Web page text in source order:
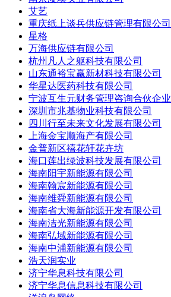
艾艺
重庆纸上谈兵供应链管理有限公司
星格
万海供应链有限公司
杭州凡人之躯科技有限公司
山东通裕宝赢新材科技有限公司
华星达医药科技有限公司
宁波互生元财务管理咨询合伙企业
深圳市兆基物业科技有限公司
四川行至未来文化发展有限公司
上海金宝顺海产有限公司
金普新区禧花轩花卉坊
海口莲出绿波科技发展有限公司
海南阳宇新能源有限公司
海南翰宸新能源有限公司
海南维舜新能源有限公司
海南省大海新能源开发有限公司
海南洁光新能源有限公司
海南弘域新能源有限公司
海南中浦新能源有限公司
浩天润实业
济宁华息科技有限公司
济宁华息信息科技有限公司